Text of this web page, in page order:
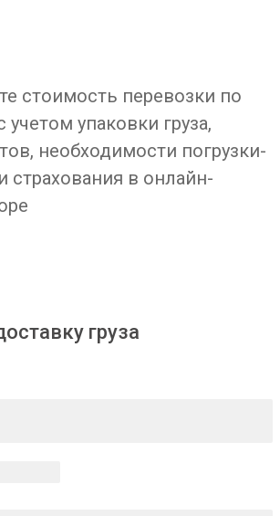
стоимость перевозки по
учетом упаковки груза,
необходимости погрузки-
страхования в онлайн-
груза